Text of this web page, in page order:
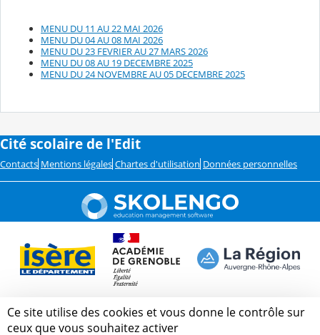
MENU DU 11 AU 22 MAI 2026
MENU DU 04 AU 08 MAI 2026
MENU DU 23 FEVRIER AU 27 MARS 2026
MENU DU 08 AU 19 DECEMBRE 2025
MENU DU 24 NOVEMBRE AU 05 DECEMBRE 2025
Cité scolaire de l'Edit
Contacts Mentions légales Chartes d'utilisation Données personnelles
Ce site utilise des cookies et vous donne le contrôle sur
ceux que vous souhaitez activer